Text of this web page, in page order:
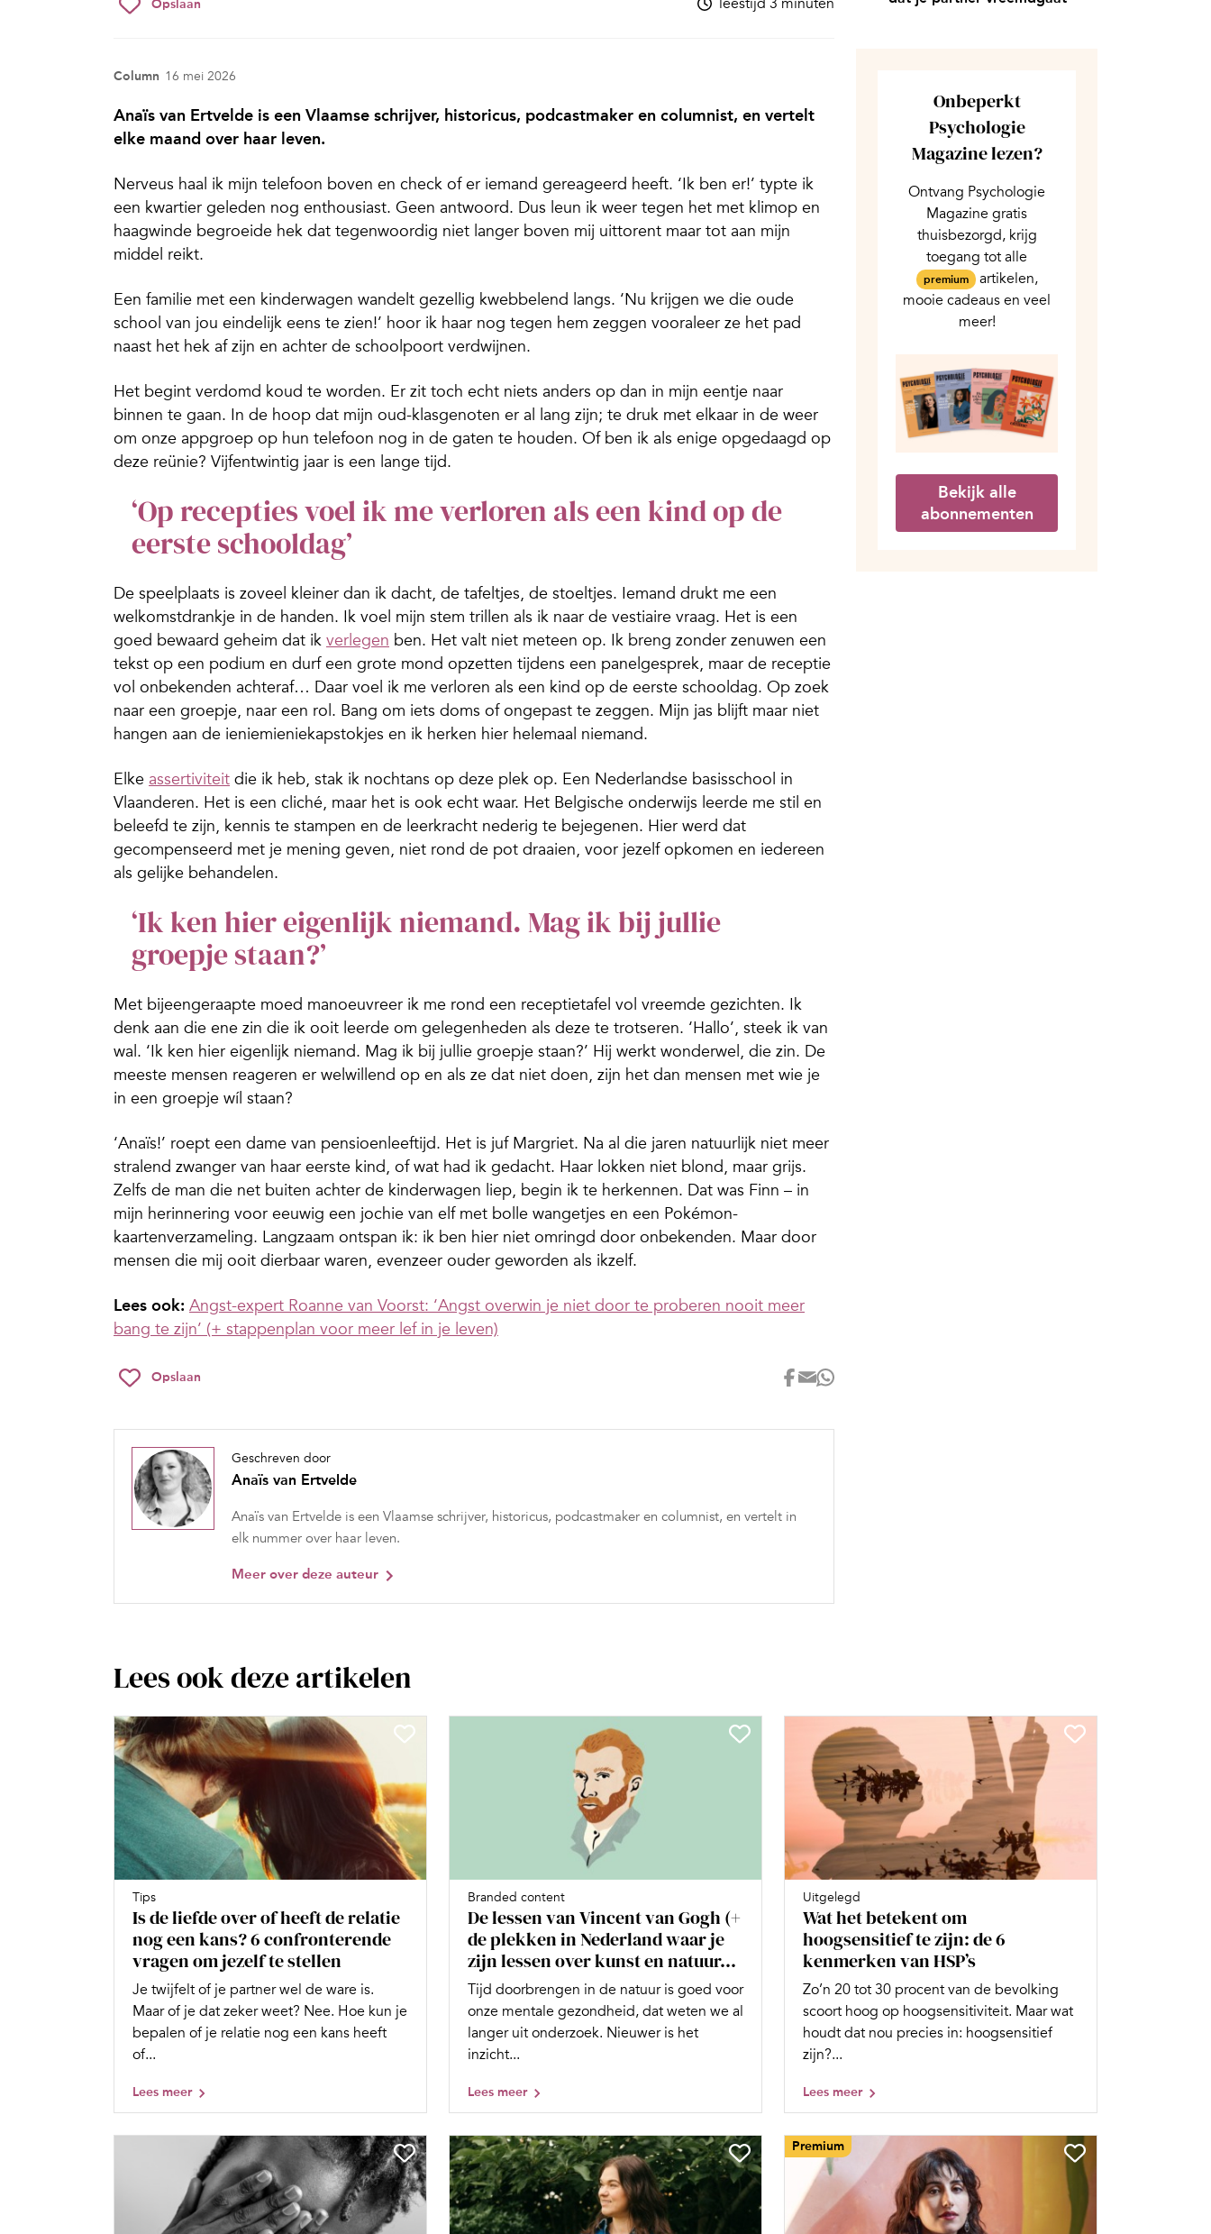
Opslaan leestijd 3 minuten
Column 16 mei 2026
Anaïs van Ertvelde is een Vlaamse ­schrijver, ­historicus, podcast­maker en columnist, en vertelt
elke maand over haar leven.
Nerveus haal ik mijn telefoon boven en check of er iemand gereageerd heeft. ‘Ik ben er!’ typte ik
een kwartier geleden nog enthousiast. Geen antwoord. Dus leun ik weer tegen het met klimop en
haagwinde begroeide hek dat tegenwoordig niet langer boven mij uittorent maar tot aan mijn
middel reikt.
Een familie met een kinderwagen wandelt gezellig kwebbelend langs. ‘Nu krijgen we die oude
school van jou eindelijk eens te zien!’ hoor ik haar nog tegen hem zeggen vooraleer ze het pad
naast het hek af zijn en achter de schoolpoort verdwijnen.
Het begint verdomd koud te worden. Er zit toch echt niets anders op dan in mijn eentje naar
binnen te gaan. In de hoop dat mijn oud-klasgenoten er al lang zijn; te druk met elkaar in de weer
om onze appgroep op hun telefoon nog in de gaten te houden. Of ben ik als enige opgedaagd op
deze reünie? Vijfentwintig jaar is een lange tijd.
‘Op recepties voel ik me verloren als een kind op de
eerste schooldag’
De speelplaats is zoveel kleiner dan ik dacht, de tafeltjes, de stoeltjes. Iemand drukt me een
welkomstdrankje in de handen. Ik voel mijn stem trillen als ik naar de vestiaire vraag. Het is een
goed bewaard geheim dat ik verlegen ben. Het valt niet meteen op. Ik breng zonder zenuwen een
tekst op een podium en durf een grote mond opzetten tijdens een panelgesprek, maar de receptie
vol onbekenden achteraf… Daar voel ik me verloren als een kind op de eerste schooldag. Op zoek
naar een groepje, naar een rol. Bang om iets doms of ongepast te zeggen. Mijn jas blijft maar niet
hangen aan de ieniemieniekapstokjes en ik herken hier helemaal niemand.
Elke assertiviteit die ik heb, stak ik nochtans op deze plek op. Een Nederlandse basisschool in
Vlaanderen. Het is een cliché, maar het is ook echt waar. Het Belgische onderwijs leerde me stil en
beleefd te zijn, kennis te stampen en de leerkracht nederig te bejegenen. Hier werd dat
gecompenseerd met je mening geven, niet rond de pot draaien, voor jezelf opkomen en iedereen
als gelijke behandelen.
‘Ik ken hier eigenlijk niemand. Mag ik bij jullie
groepje staan?’
Met bijeengeraapte moed manoeuvreer ik me rond een receptietafel vol vreemde gezichten. Ik
denk aan die ene zin die ik ooit leerde om gelegenheden als deze te trotseren. ‘Hallo’, steek ik van
wal. ‘Ik ken hier eigenlijk niemand. Mag ik bij jullie groepje staan?’ Hij werkt wonderwel, die zin. De
meeste mensen reageren er welwillend op en als ze dat niet doen, zijn het dan mensen met wie je
in een groepje wíl staan?
‘Anaïs!’ roept een dame van pensioenleeftijd. Het is juf Margriet. Na al die jaren natuurlijk niet meer
stralend zwanger van haar eerste kind, of wat had ik gedacht. Haar lokken niet blond, maar grijs.
Zelfs de man die net buiten achter de kinderwagen liep, begin ik te herkennen. Dat was Finn – in
mijn herinnering voor eeuwig een jochie van elf met bolle wangetjes en een Pokémon-
kaartenverzameling. Langzaam ontspan ik: ik ben hier niet omringd door onbekenden. Maar door
mensen die mij ooit dierbaar waren, evenzeer ouder geworden als ikzelf.
Lees ook: Angst-expert Roanne van Voorst: ‘Angst overwin je niet door te proberen nooit meer
bang te zijn’ (+ stappenplan voor meer lef in je leven)
Opslaan
Geschreven door
Anaïs van Ertvelde
Anaïs van Ertvelde is een Vlaamse schrijver, historicus, podcastmaker en columnist, en vertelt in
elk nummer over haar leven.
Meer over deze auteur
Onbeperkt
Psychologie
Magazine lezen?
Ontvang Psychologie
Magazine gratis
thuisbezorgd, krijg
toegang tot alle
premium artikelen,
mooie cadeaus en veel
meer!
Bekijk alle
abonnementen
Lees ook deze artikelen
Tips
Is de liefde over of heeft de relatie
nog een kans? 6 confronterende
vragen om jezelf te stellen
Je twijfelt of je partner wel de ware is.
Maar of je dat zeker weet? Nee. Hoe kun je
bepalen of je relatie nog een kans heeft
of...
Lees meer
Branded content
De lessen van Vincent van Gogh (+
de plekken in Nederland waar je
zijn lessen over kunst en natuur...
Tijd doorbrengen in de natuur is goed voor
onze mentale gezondheid, dat weten we al
langer uit onderzoek. Nieuwer is het
inzicht...
Lees meer
Uitgelegd
Wat het betekent om
hoogsensitief te zijn: de 6
kenmerken van HSP’s
Zo’n 20 tot 30 procent van de bevolking
scoort hoog op hoogsensitiviteit. Maar wat
houdt dat nou precies in: hoogsensitief
zijn?...
Lees meer
Premium